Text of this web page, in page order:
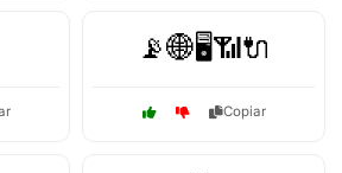
📡🌐🖥️📶🔌
Copiar